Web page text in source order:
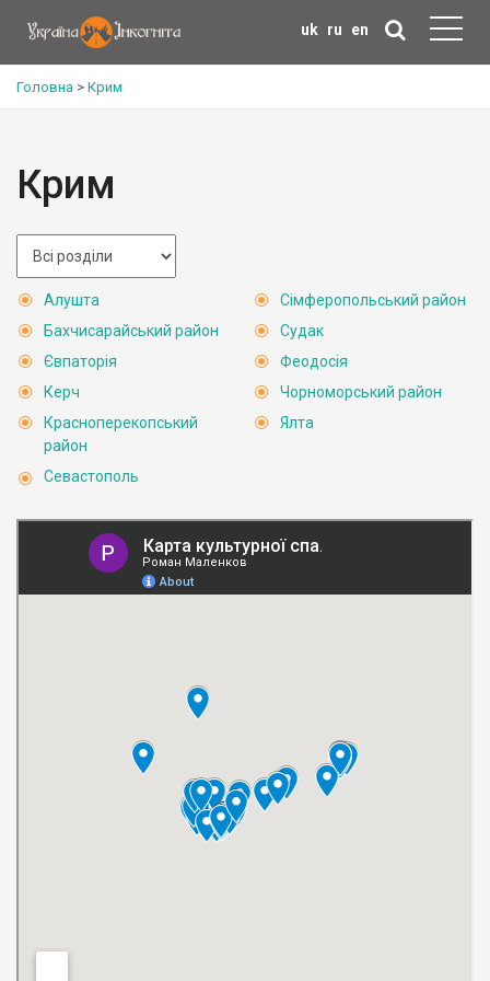
uk ru en
Головна > Крим
Крим
Алушта
Бахчисарайський район
Євпаторія
Керч
Красноперекопський
район
Севастополь
Сімферопольський район
Судак
Феодосія
Чорноморський район
Ялта